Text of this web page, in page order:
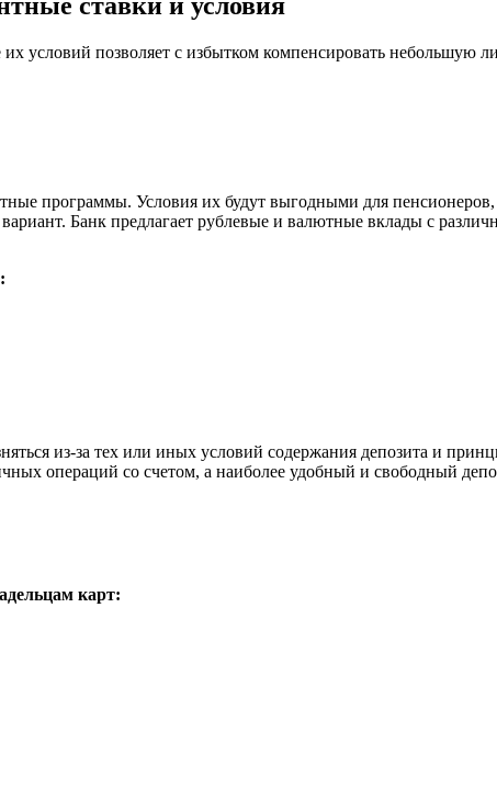
условий позволяет с избытком компенсировать небольшую
программы. Условия их будут выгодными для
Банк предлагает рублевые и валютные вклады с
из-за тех или иных условий содержания депозита и
операций со счетом, а наиболее удобный и свободный
карт: